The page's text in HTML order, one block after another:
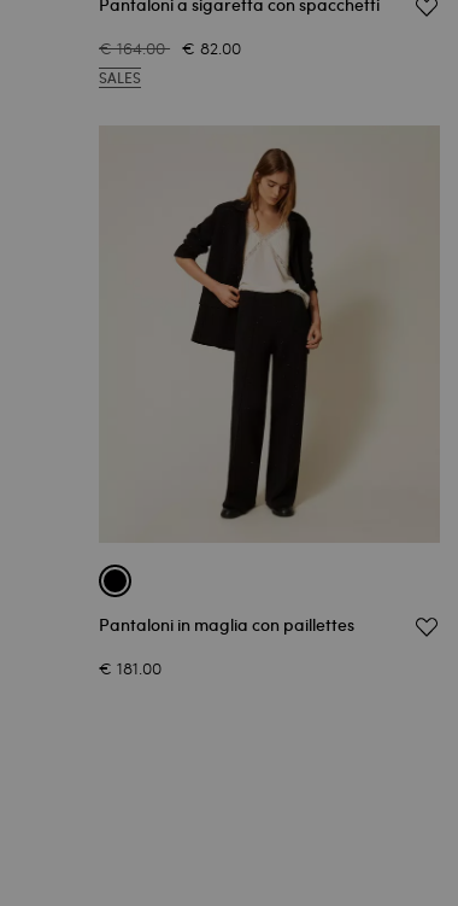
Pantaloni a sigaretta con spacchetti
€ 164.00 € 82.00
SALES
Pantaloni in maglia con paillettes
€ 181.00